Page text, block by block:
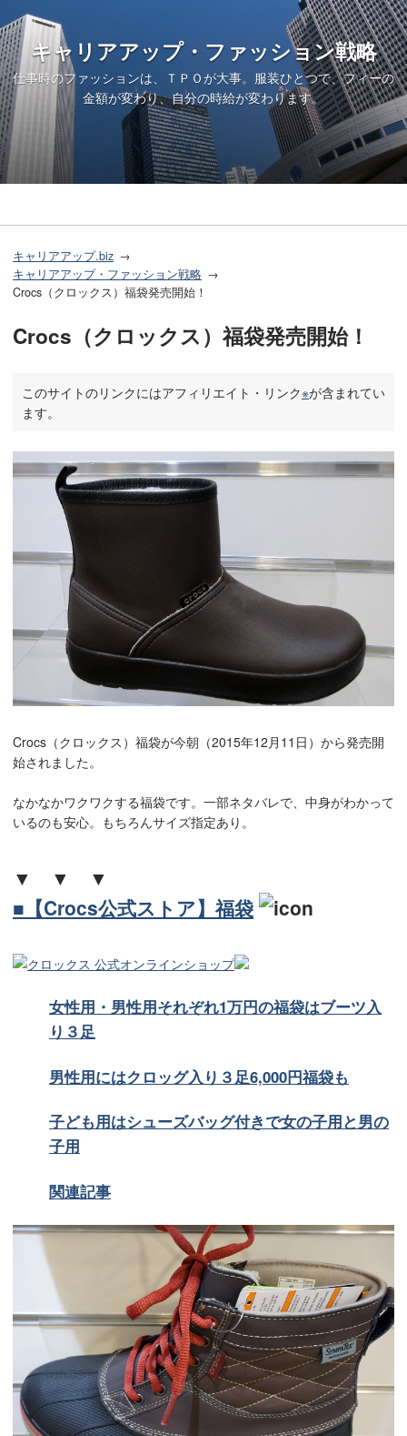
キャリアアップ・ファッション戦略
仕事時のファッションは、ＴＰＯが大事。服装ひとつで、フィーの
金額が変わり、自分の時給が変わります。
キャリアアップ.biz
キャリアアップ・ファッション戦略
Crocs（クロックス）福袋発売開始！
Crocs（クロックス）福袋発売開始！
このサイトのリンクにはアフィリエイト・リンク※が含まれてい
ます。
Crocs（クロックス）福袋が今朝（2015年12月11日）から発売開
始されました。
なかなかワクワクする福袋です。一部ネタバレで、中身がわかって
いるのも安心。もちろんサイズ指定あり。
▼ ▼ ▼
■【Crocs公式ストア】福袋
女性用・男性用それぞれ1万円の福袋はブーツ入
り３足
男性用にはクロッグ入り３足6,000円福袋も
子ども用はシューズバッグ付きで女の子用と男の
子用
関連記事